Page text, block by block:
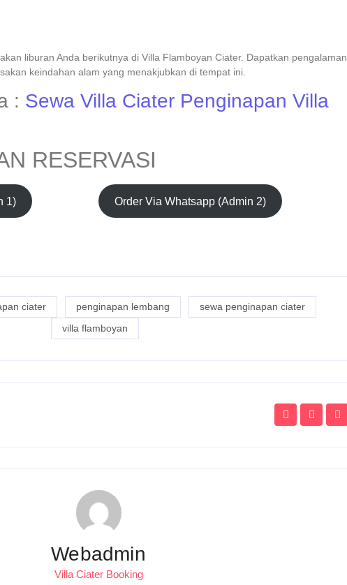
liburan Anda berikutnya di Villa Flamboyan Ciater. Dapatkan pengalaman
keindahan alam yang menakjubkan di tempat ini.
: Sewa Villa Ciater Penginapan Villa
RESERVASI
1) Order Via Whatsapp (Admin 2)
ciater penginapan lembang
sewa penginapan ciater
villa flamboyan
Webadmin
Villa Ciater Booking